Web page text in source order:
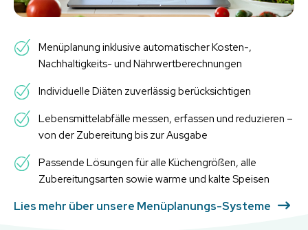
Menüplanung inklusive automatischer Kosten-,
Nachhaltigkeits- und Nährwertberechnungen
Individuelle Diäten zuverlässig berücksichtigen
Lebensmittelabfälle messen, erfassen und reduzieren –
von der Zubereitung bis zur Ausgabe
Passende Lösungen für alle Küchengrößen, alle
Zubereitungsarten sowie warme und kalte Speisen
Lies mehr über unsere Menüplanungs-Systeme